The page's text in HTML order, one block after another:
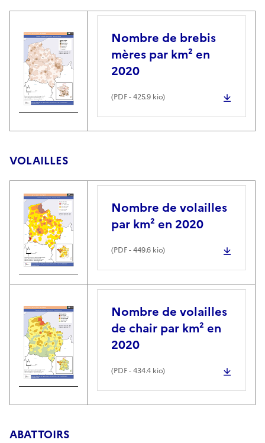
Nombre de brebis
mères par km² en
2020
(PDF- 425.9 kio)
VOLAILLES
Nombre de volailles
par km² en 2020
(PDF- 449.6 kio)
Nombre de volailles
de chair par km² en
2020
(PDF- 434.4 kio)
ABATTOIRS